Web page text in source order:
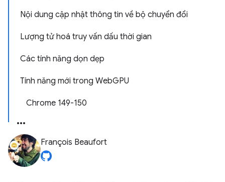
Nội dung cập nhật thông tin về bộ chuyển đổi
Lượng tử hoá truy vấn dấu thời gian
Các tính năng dọn dẹp
Tính năng mới trong WebGPU
Chrome 149-150
François Beaufort